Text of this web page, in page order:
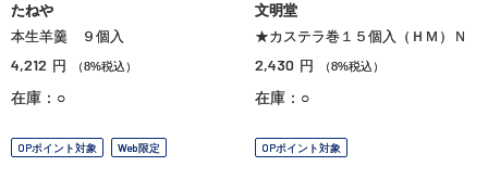
たねや
本生羊羹 ９個入
4,212 円 （8%税込）
在庫：○
OPポイント対象 Web限定
文明堂
★カステラ巻１５個入（ＨＭ）Ｎ
2,430 円 （8%税込）
在庫：○
OPポイント対象